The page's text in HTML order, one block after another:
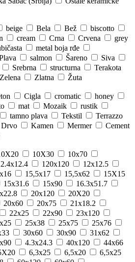
beige Bela Bež
biscotto
cream Crna Crvena
grey
metal boja rđe
salmon Šareno
Siva
Srebrna structurna
Terakota
Zelena Zlatna
Žuta
Cigla cromatic
honey
mat Mozaik
rustik
tamno plava Tekstil
Terrazzo
Drvo Kamen Mermer
Cement
10X30
10x70
120x120
12x12.5
15,5x17 15,5x62
15X15
15x31.6 15x90
16.3x51.7
20x120
20X20
20x60 20x75
21x18.2
22x25 22x90
23x120
25x38 25x75
25x76
30x60 30x90
31x62
4.3x24.3 40x120
44x66
6,3x25 6,5x20
6,5x25